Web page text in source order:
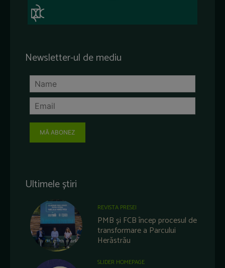
Newsletter-ul de mediu
MĂ ABONEZ
Ultimele știri
REVISTA PRESEI
PMB și FCB încep procesul de
transformare a Parcului
Herăstrău
SLIDER HOMEPAGE